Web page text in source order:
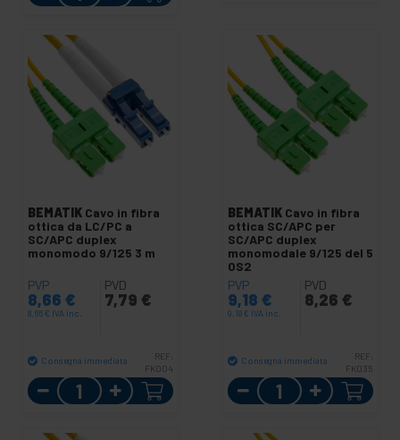
BEMATIK Cavo in fibra
ottica da LC/PC a
SC/APC duplex
monomodo 9/125 3 m
PVP
8,66 €
8,66 € IVA inc.
PVD
7,79 €
Consegna immediata
REF:
FK004
Quantità
BEMATIK Cavo in fibra
ottica SC/APC per
SC/APC duplex
monomodale 9/125 del 5
OS2
PVP
9,18 €
9,18 € IVA inc.
PVD
8,26 €
Consegna immediata
REF:
FK035
Quantità